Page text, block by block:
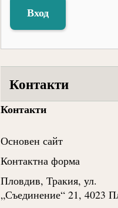
Вход
Контакти
Контакти
Основен сайт
Контактна форма
Пловдив, Тракия, ул.
„Съединение“ 21, 4023